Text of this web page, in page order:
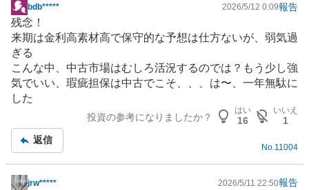
掲
示
板
記
事
bdb***** 2026/5/12 0:09報告
残念！
来期は金利高素材高で保守的な予想は仕方ないが、弱気過
ぎる
こんな中、中古市場はむしろ活況するのでは？もう少し強
気でいい、瑕疵担保は中古でこそ、、、は〜、一年無駄に
した
投資の参考になりましたか？
はい
16
いいえ
1
返信
No. 11004
jrw***** 2026/5/11 22:50報告